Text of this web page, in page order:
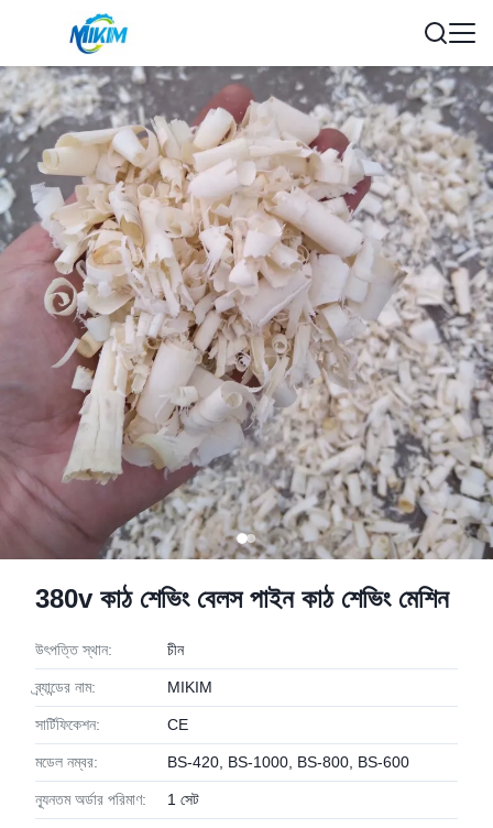
380v কাঠ শেভিং বেলস পাইন কাঠ শেভিং মেশিন
উৎপত্তি স্থান: চীন
ব্র্যান্ডের নাম: MIKIM
সার্টিফিকেশন: CE
মডেল নম্বর: BS-420, BS-1000, BS-800, BS-600
ন্যূনতম অর্ডার পরিমাণ: 1 সেট